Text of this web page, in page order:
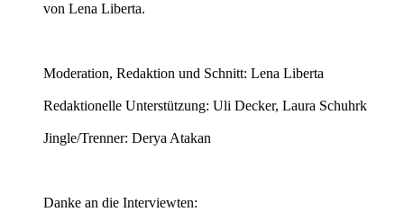
von Lena Liberta.
Moderation, Redaktion und Schnitt: Lena Liberta
Redaktionelle Unterstützung: Uli Decker, Laura Schuhrk
Jingle/Trenner: Derya Atakan
Danke an die Interviewten: